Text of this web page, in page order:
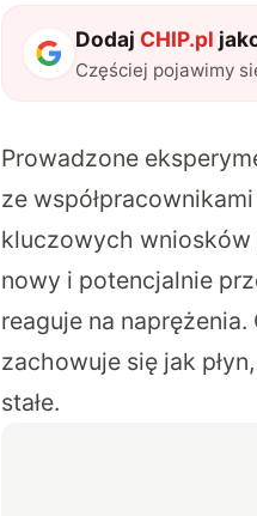
Dodaj CHIP.pl
Częściej pojawimy
Prowadzone
ze
kluczowych wniosków
nowy i potencjalnie
reaguje na
zachowuje się jak
stałe.